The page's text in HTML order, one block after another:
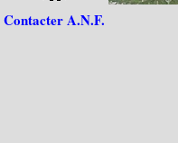
Contacter A.N.F.